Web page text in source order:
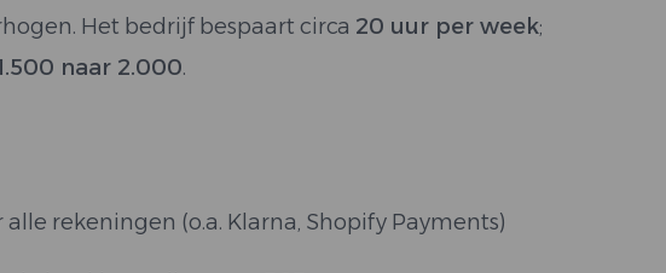
Het bedrijf bespaart circa 20 uur per week;
naar 2.000.
rekeningen (o.a. Klarna, Shopify Payments)